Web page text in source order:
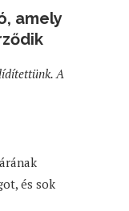
amely
A
és sok